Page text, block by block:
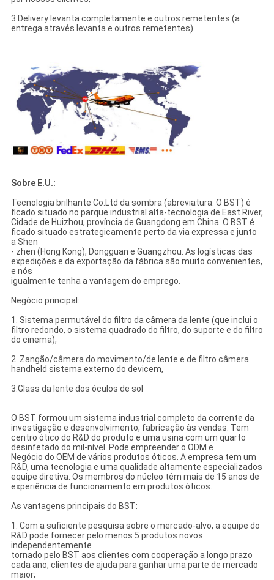
3.Delivery levanta completamente e outros remetentes (a
entrega através levanta e outros remetentes).
Sobre E.U.:
Tecnologia brilhante Co.Ltd da sombra (abreviatura: O BST) é
ficado situado no parque industrial alta-tecnologia de East River,
Cidade de Huizhou, província de Guangdong em China. O BST é
ficado situado estrategicamente perto da via expressa e junto
a Shen
- zhen (Hong Kong), Dongguan e Guangzhou. As logísticas das
expedições e da exportação da fábrica são muito convenientes,
e nós
igualmente tenha a vantagem do emprego.
Negócio principal:
1. Sistema permutável do filtro da câmera da lente (que inclui o
filtro redondo, o sistema quadrado do filtro, do suporte e do filtro
do cinema),
2. Zangão/câmera do movimento/de lente e de filtro câmera
handheld sistema externo do devicem,
3.Glass da lente dos óculos de sol
O BST formou um sistema industrial completo da corrente da
investigação e desenvolvimento, fabricação às vendas. Tem
centro ótico do R&D do produto e uma usina com um quarto
desinfetado do mil-nível. Pode empreender o ODM e
Negócio do OEM de vários produtos óticos. A empresa tem um
R&D, uma tecnologia e uma qualidade altamente especializados
equipe diretiva. Os membros do núcleo têm mais de 15 anos de
experiência de funcionamento em produtos óticos.
As vantagens principais do BST:
1. Com a suficiente pesquisa sobre o mercado-alvo, a equipe do
R&D pode fornecer pelo menos 5 produtos novos
independentemente
tornado pelo BST aos clientes com cooperação a longo prazo
cada ano, clientes de ajuda para ganhar uma parte de mercado
maior;